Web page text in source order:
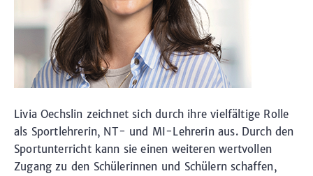
Livia Oechslin zeichnet sich durch ihre vielfältige Rolle
als Sportlehrerin, NT- und MI-Lehrerin aus. Durch den
Sportunterricht kann sie einen weiteren wertvollen
Zugang zu den Schülerinnen und Schülern schaffen,